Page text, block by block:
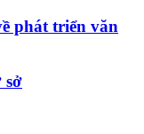
phát triển văn
sở